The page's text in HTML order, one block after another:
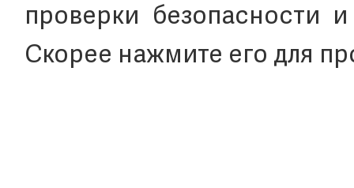
проверки безопасности
Скорее нажмите его для